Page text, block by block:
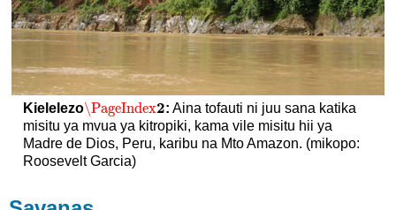
Kielelezo\PageIndex2
\PageIndex2: Aina tofauti ni juu sana katika
misitu ya mvua ya kitropiki, kama vile misitu hii ya
Madre de Dios, Peru, karibu na Mto Amazon. (mikopo:
Roosevelt Garcia)